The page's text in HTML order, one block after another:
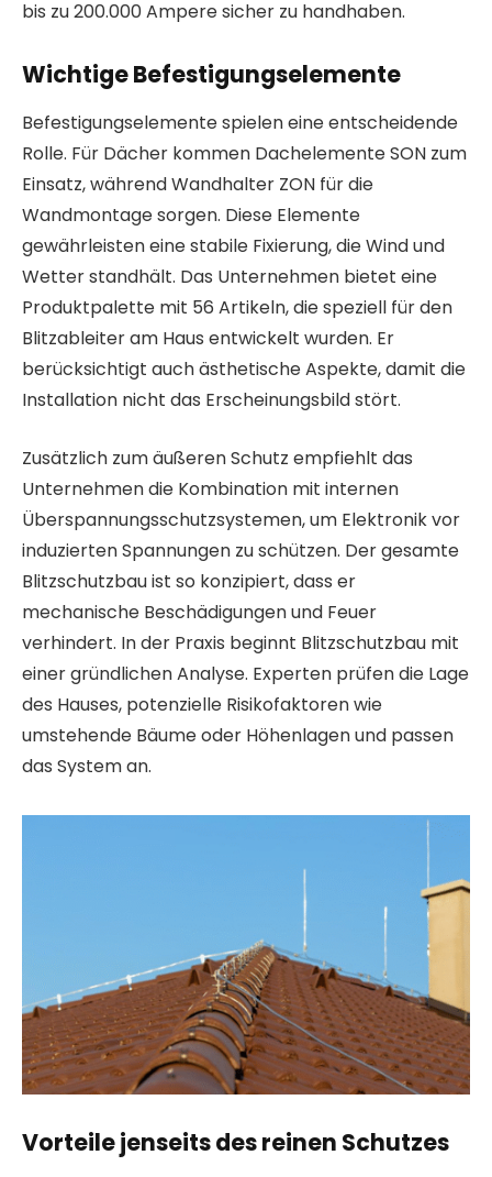
bis zu 200.000 Ampere sicher zu handhaben.
Wichtige Befestigungselemente
Befestigungselemente spielen eine entscheidende
Rolle. Für Dächer kommen Dachelemente SON zum
Einsatz, während Wandhalter ZON für die
Wandmontage sorgen. Diese Elemente
gewährleisten eine stabile Fixierung, die Wind und
Wetter standhält. Das Unternehmen bietet eine
Produktpalette mit 56 Artikeln, die speziell für den
Blitzableiter am Haus entwickelt wurden. Er
berücksichtigt auch ästhetische Aspekte, damit die
Installation nicht das Erscheinungsbild stört.
Zusätzlich zum äußeren Schutz empfiehlt das
Unternehmen die Kombination mit internen
Überspannungsschutzsystemen, um Elektronik vor
induzierten Spannungen zu schützen. Der gesamte
Blitzschutzbau ist so konzipiert, dass er
mechanische Beschädigungen und Feuer
verhindert. In der Praxis beginnt Blitzschutzbau mit
einer gründlichen Analyse. Experten prüfen die Lage
des Hauses, potenzielle Risikofaktoren wie
umstehende Bäume oder Höhenlagen und passen
das System an.
Vorteile jenseits des reinen Schutzes